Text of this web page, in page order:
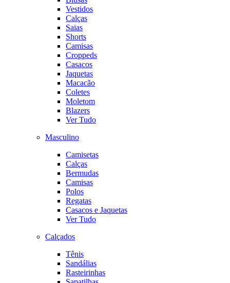
Vestidos
Calças
Saias
Shorts
Camisas
Croppeds
Casacos
Jaquetas
Macacão
Coletes
Moletom
Blazers
Ver Tudo
Masculino
Camisetas
Calças
Bermudas
Camisas
Polos
Regatas
Casacos e Jaquetas
Ver Tudo
Calçados
Tênis
Sandálias
Rasteirinhas